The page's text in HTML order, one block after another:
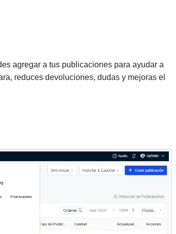
agregar a tus publicaciones para ayudar a
reduces devoluciones, dudas y mejoras el